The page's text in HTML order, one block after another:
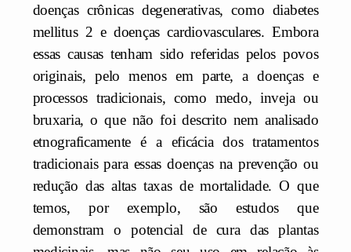
doenças crônicas degenerativas, como diabetes
mellitus 2 e doenças cardiovasculares. Embora
essas causas tenham sido referidas pelos povos
originais, pelo menos em parte, a doenças e
processos tradicionais, como medo, inveja ou
bruxaria, o que não foi descrito nem analisado
etnograficamente é a eficácia dos tratamentos
tradicionais para essas doenças na prevenção ou
redução das altas taxas de mortalidade. O que
temos, por exemplo, são estudos que
demonstram o potencial de cura das plantas